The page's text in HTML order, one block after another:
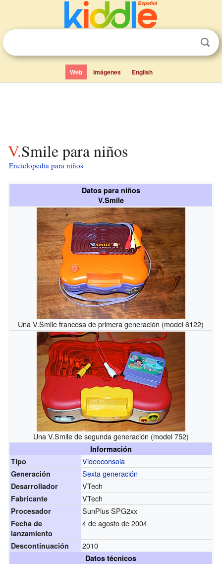
Web Imágenes English
V.Smile para niños
Enciclopedia para niños
Datos para niños
V.Smile
Una V.Smile francesa de primera generación (model 6122)
Una V.Smile de segunda generación (model 752)
Información
Tipo
Videoconsola
Generación Sexta generación
Desarrollador VTech
Fabricante VTech
Procesador SunPlus SPG2xx
Fecha de
lanzamiento
4 de agosto de 2004
Descontinuación 2010
Datos técnicos